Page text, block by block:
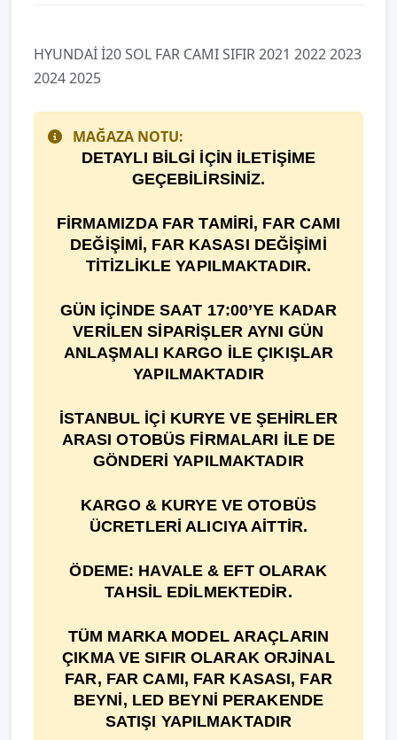
HYUNDAİ İ20 SOL FAR CAMI SIFIR 2021 2022 2023
2024 2025
MAĞAZA NOTU:
DETAYLI BİLGİ İÇİN İLETİŞİME
GEÇEBİLİRSİNİZ.
FİRMAMIZDA FAR TAMİRİ, FAR CAMI
DEĞİŞİMİ, FAR KASASI DEĞİŞİMİ
TİTİZLİKLE YAPILMAKTADIR.
GÜN İÇİNDE SAAT 17:00’YE KADAR
VERİLEN SİPARİŞLER AYNI GÜN
ANLAŞMALI KARGO İLE ÇIKIŞLAR
YAPILMAKTADIR
İSTANBUL İÇİ KURYE VE ŞEHİRLER
ARASI OTOBÜS FİRMALARI İLE DE
GÖNDERİ YAPILMAKTADIR
KARGO & KURYE VE OTOBÜS
ÜCRETLERİ ALICIYA AİTTİR.
ÖDEME: HAVALE & EFT OLARAK
TAHSİL EDİLMEKTEDİR.
TÜM MARKA MODEL ARAÇLARIN
ÇIKMA VE SIFIR OLARAK ORJİNAL
FAR, FAR CAMI, FAR KASASI, FAR
BEYNİ, LED BEYNİ PERAKENDE
SATIŞI YAPILMAKTADIR